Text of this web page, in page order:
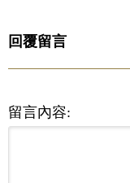
回覆留言
留言內容: